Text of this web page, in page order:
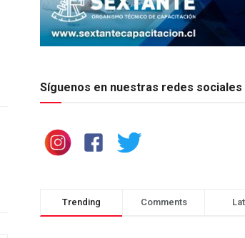
Síguenos en nuestras redes sociales
Trending Comments